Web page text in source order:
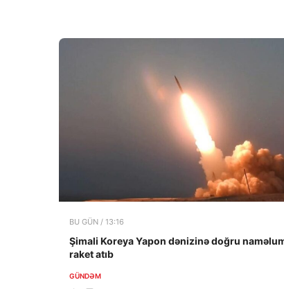
BU GÜN / 13:16
Şimali Koreya Yapon dənizinə doğru
raket atıb
GÜNDƏM